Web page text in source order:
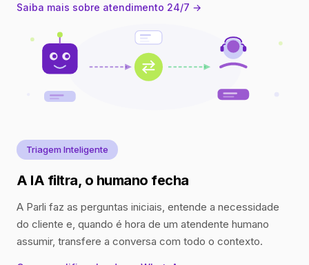
Saiba mais sobre atendimento 24/7 →
Triagem Inteligente
A IA filtra, o humano fecha
A Parli faz as perguntas iniciais, entende a necessidade
do cliente e, quando é hora de um atendente humano
assumir, transfere a conversa com todo o contexto.